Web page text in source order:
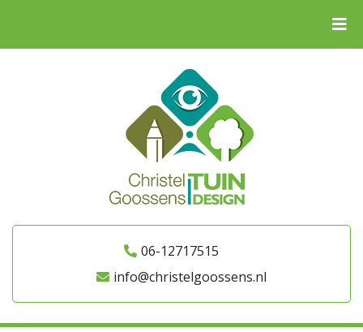
06-12717515
info@christelgoossens.nl